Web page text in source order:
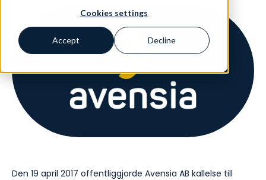
Cookies settings
Accept Decline
Den 19 april 2017 offentliggjorde Avensia AB kallelse till